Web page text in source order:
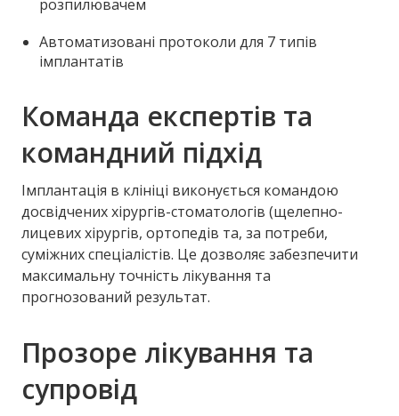
розпилювачем
Автоматизовані протоколи для 7 типів
імплантатів
Команда експертів та
командний підхід
Імплантація в клініці виконується командою
досвідчених хірургів-стоматологів (щелепно-
лицевих хірургів, ортопедів та, за потреби,
суміжних спеціалістів. Це дозволяє забезпечити
максимальну точність лікування та
прогнозований результат.
Прозоре лікування та
супровід